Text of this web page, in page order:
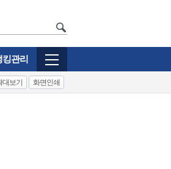
킹관리
대보기 화면인쇄